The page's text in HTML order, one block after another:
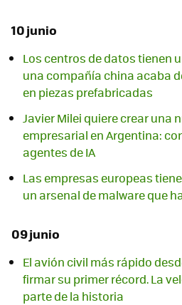
10 junio
Los centros de datos tienen
una compañía china acaba
en piezas prefabricadas
Javier Milei quiere crear una
empresarial en Argentina:
agentes de IA
Las empresas europeas
un arsenal de malware que
09 junio
El avión civil más rápido
firmar su primer récord. La
parte de la historia